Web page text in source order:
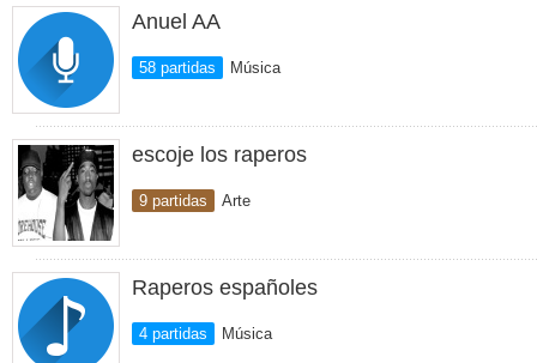
Anuel AA
58 partidas Música
escoje los raperos
9 partidas Arte
Raperos españoles
4 partidas Música